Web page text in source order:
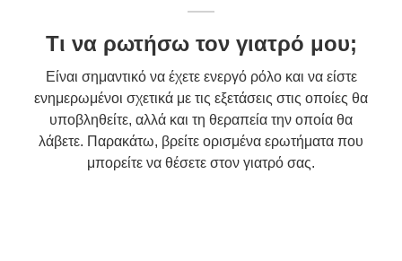
Τι να ρωτήσω τον γιατρό μου;
Είναι σημαντικό να έχετε ενεργό ρόλο και να είστε
ενημερωμένοι σχετικά με τις εξετάσεις στις οποίες θα
υποβληθείτε, αλλά και τη θεραπεία την οποία θα
λάβετε. Παρακάτω, βρείτε ορισμένα ερωτήματα που
μπορείτε να θέσετε στον γιατρό σας.